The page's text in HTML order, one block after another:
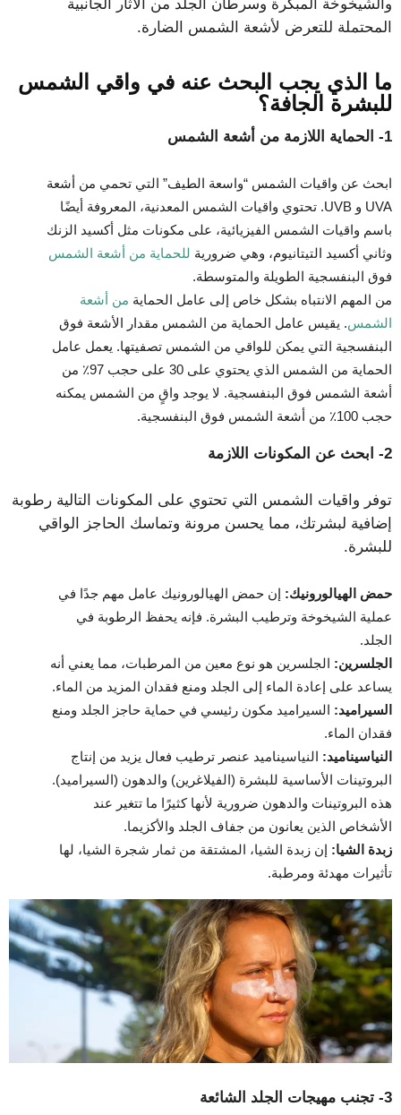
والشيخوخة المبكرة وسرطان الجلد من الآثار الجانبية
المحتملة للتعرض لأشعة الشمس الضارة.
ما الذي يجب البحث عنه في واقي الشمس
للبشرة الجافة؟
1- الحماية اللازمة من أشعة الشمس
ابحث عن واقيات الشمس “واسعة الطيف” التي تحمي من أشعة
UVA و UVB. تحتوي واقيات الشمس المعدنية، المعروفة أيضًا
باسم واقيات الشمس الفيزيائية، على مكونات مثل أكسيد الزنك
وثاني أكسيد التيتانيوم، وهي ضرورية للحماية من أشعة الشمس
فوق البنفسجية الطويلة والمتوسطة.
من المهم الانتباه بشكل خاص إلى عامل الحماية من أشعة
الشمس. يقيس عامل الحماية من الشمس مقدار الأشعة فوق
البنفسجية التي يمكن للواقي من الشمس تصفيتها. يعمل عامل
الحماية من الشمس الذي يحتوي على 30 على حجب 97٪ من
أشعة الشمس فوق البنفسجية. لا يوجد واقٍ من الشمس يمكنه
حجب 100٪ من أشعة الشمس فوق البنفسجية.
2- ابحث عن المكونات اللازمة
توفر واقيات الشمس التي تحتوي على المكونات التالية رطوبة
إضافية لبشرتك، مما يحسن مرونة وتماسك الحاجز الواقي
للبشرة.
حمض الهيالورونيك: إن حمض الهيالورونيك عامل مهم جدًا في
عملية الشيخوخة وترطيب البشرة. فإنه يحفظ الرطوبة في
الجلد.
الجلسرين: الجلسرين هو نوع معين من المرطبات، مما يعني أنه
يساعد على إعادة الماء إلى الجلد ومنع فقدان المزيد من الماء.
السيراميد: السيراميد مكون رئيسي في حماية حاجز الجلد ومنع
فقدان الماء.
النياسيناميد: النياسيناميد عنصر ترطيب فعال يزيد من إنتاج
البروتينات الأساسية للبشرة (الفيلاغرين) والدهون (السيراميد).
هذه البروتينات والدهون ضرورية لأنها كثيرًا ما تتغير عند
الأشخاص الذين يعانون من جفاف الجلد والأكزيما.
زبدة الشيا: إن زبدة الشيا، المشتقة من ثمار شجرة الشيا، لها
تأثيرات مهدئة ومرطبة.
3- تجنب مهيجات الجلد الشائعة